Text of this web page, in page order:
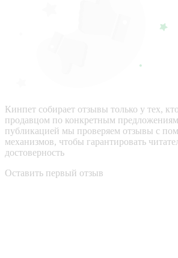
Кинпет собирает отзывы только у тех,
продавцом по конкретным
публикацией мы проверяем отзывы с
механизмов, чтобы гарантировать
достоверность
Оставить первый отзыв